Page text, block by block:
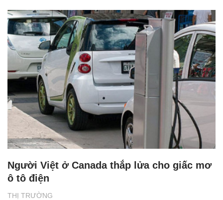
THỊ TRƯỜNG
Người Việt ở Canada thắp lửa cho giấc mơ
ô tô điện